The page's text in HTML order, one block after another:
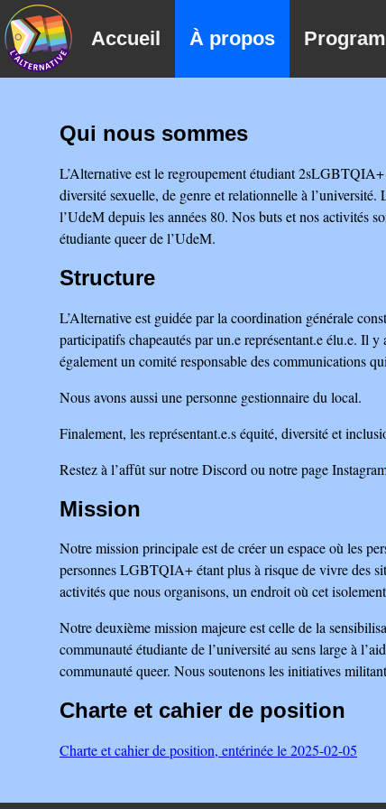
Accueil À propos
Qui nous sommes
L’Alternative est le regroupement étudiant
diversité sexuelle, de genre et relationnelle à l’université.
l’UdeM depuis les années 80. Nos buts et nos activités
étudiante queer de l’UdeM.
Structure
L’Alternative est guidée par la coordination générale
participatifs chapeautés par un.e représentant.e élu.e. Il
également un comité responsable des communications
Nous avons aussi une personne gestionnaire du local.
Finalement, les représentant.e.s équité, diversité et
Restez à l’affût sur notre Discord ou notre page
Mission
Notre mission principale est de créer un espace où les
personnes LGBTQIA+ étant plus à risque de vivre des
activités que nous organisons, un endroit où cet
Notre deuxième mission majeure est celle de la
communauté étudiante de l’université au sens large à
communauté queer. Nous soutenons les initiatives
Charte et cahier de position
Charte et cahier de position, entérinée le 2025-02-05